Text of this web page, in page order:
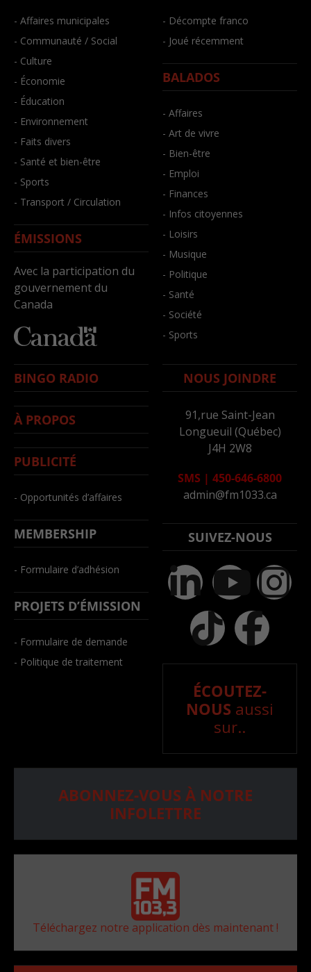
- Affaires municipales
- Communauté / Social
- Culture
- Économie
- Éducation
- Environnement
- Faits divers
- Santé et bien-être
- Sports
- Transport / Circulation
ÉMISSIONS
Avec la participation du
gouvernement du
Canada
- Décompte franco
- Joué récemment
BALADOS
- Affaires
- Art de vivre
- Bien-être
- Emploi
- Finances
- Infos citoyennes
- Loisirs
- Musique
- Politique
- Santé
- Société
- Sports
BINGO RADIO
À PROPOS
PUBLICITÉ
- Opportunités d’affaires
MEMBERSHIP
- Formulaire d’adhésion
PROJETS D’ÉMISSION
- Formulaire de demande
- Politique de traitement
NOUS JOINDRE
91,rue Saint-Jean
Longueuil (Québec)
J4H 2W8
SMS | 450-646-6800
admin@fm1033.ca
SUIVEZ-NOUS
ÉCOUTEZ-
NOUS aussi
sur..
ABONNEZ-VOUS À NOTRE
INFOLETTRE
Téléchargez notre application dès maintenant !